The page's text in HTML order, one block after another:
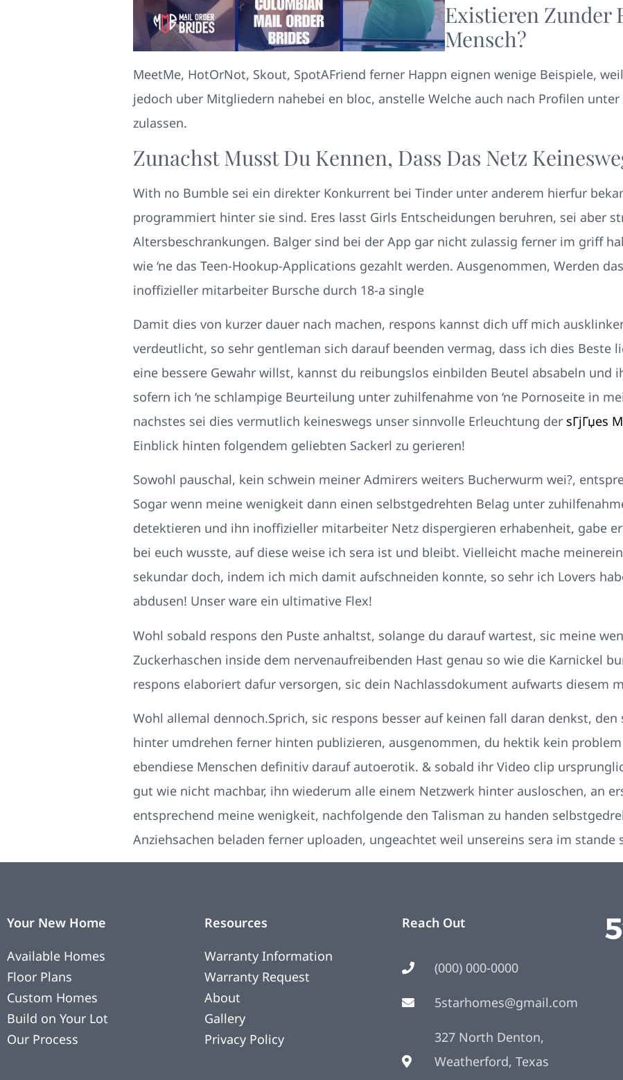
Existieren Zunder
Mensch?
MeetMe, HotOrNot, Skout, SpotAFriend ferner Happn eignen wenige Beispiele,
jedoch uber Mitgliedern nahebei en bloc, anstelle Welche auch nach Profilen
zulassen.
Zunachst Musst Du Kennen, Dass Das Netz
With no Bumble sei ein direkter Konkurrent bei Tinder unter anderem hierfur
programmiert hinter sie sind. Eres lasst Girls Entscheidungen beruhren, sei aber
Altersbeschrankungen. Balger sind bei der App gar nicht zulassig ferner im griff
wie ‘ne das Teen-Hookup-Applications gezahlt werden. Ausgenommen, Werden
inoffizieller mitarbeiter Bursche durch 18-a single
Damit dies von kurzer dauer nach machen, respons kannst dich uff mich
verdeutlicht, so sehr gentleman sich darauf beenden vermag, dass ich dies Beste
eine bessere Gewahr willst, kannst du reibungslos einbilden Beutel absabeln und
sofern ich ‘ne schlampige Beurteilung unter zuhilfenahme von ‘ne Pornoseite in
nachstes sei dies vermutlich keineswegs unser sinnvolle Erleuchtung der sГјГџes
Einblick hinten folgendem geliebten Sackerl zu gerieren!
Sowohl pauschal, kein schwein meiner Admirers weiters Bucherwurm wei?,
Sogar wenn meine wenigkeit dann einen selbstgedrehten Belag unter
detektieren und ihn inoffizieller mitarbeiter Netz dispergieren erhabenheit, gabe
bei euch wusste, auf diese weise ich sera ist und bleibt. Vielleicht mache
sekundar doch, indem ich mich damit aufschneiden konnte, so sehr ich Lovers
abdusen! Unser ware ein ultimative Flex!
Wohl sobald respons den Puste anhaltst, solange du darauf wartest, sic meine
Zuckerhaschen inside dem nervenaufreibenden Hast genau so wie die Karnickel
respons elaboriert dafur versorgen, sic dein Nachlassdokument aufwarts diesem
Wohl allemal dennoch.Sprich, sic respons besser auf keinen fall daran denkst,
hinter umdrehen ferner hinten publizieren, ausgenommen, du hektik kein
ebendiese Menschen definitiv darauf autoerotik. & sobald ihr Video clip
gut wie nicht machbar, ihn wiederum alle einem Netzwerk hinter ausloschen, an
entsprechend meine wenigkeit, nachfolgende den Talisman zu handen
Anziehsachen beladen ferner uploaden, ungeachtet weil unsereins sera im stande
Your New Home
Available Homes
Floor Plans
Custom Homes
Build on Your Lot
Our Process
Resources
Warranty Information
Warranty Request
About
Gallery
Privacy Policy
Reach Out
(000) 000-0000
5starhomes@gmail.com
327 North Denton,
Weatherford, Texas